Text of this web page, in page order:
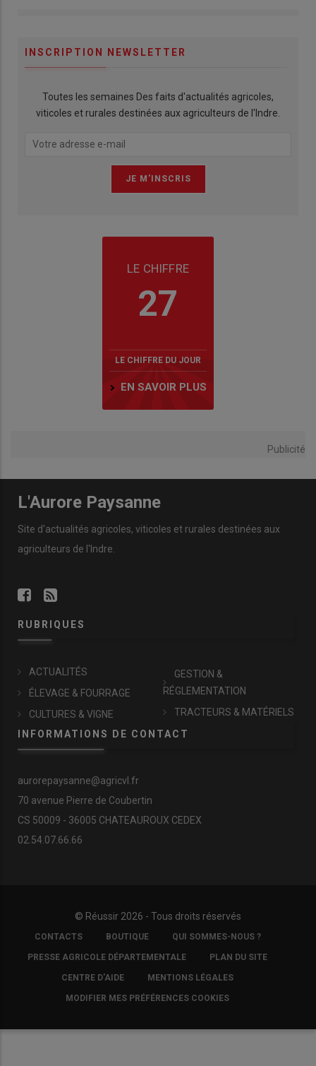
INSCRIPTION NEWSLETTER
Toutes les semaines Des faits d'actualités agricoles,
viticoles et rurales destinées aux agriculteurs de l'Indre.
LE CHIFFRE
27
LE CHIFFRE DU JOUR
EN SAVOIR PLUS
Publicité
L'Aurore Paysanne
Site d'actualités agricoles, viticoles et rurales destinées aux
agriculteurs de l'Indre.
RUBRIQUES
ACTUALITÉS
ÉLEVAGE & FOURRAGE
CULTURES & VIGNE
GESTION &
RÉGLEMENTATION
TRACTEURS & MATÉRIELS
INFORMATIONS DE CONTACT
aurorepaysanne@agricvl.fr
70 avenue Pierre de Coubertin
CS 50009 - 36005 CHATEAUROUX CEDEX
02.54.07.66.66
© Réussir 2026 - Tous droits réservés
FOOTER
COPYRIGHT
CONTACTS BOUTIQUE QUI SOMMES-NOUS ?
PRESSE AGRICOLE DÉPARTEMENTALE PLAN DU SITE
CENTRE D'AIDE MENTIONS LÉGALES
MODIFIER MES PRÉFÉRENCES COOKIES